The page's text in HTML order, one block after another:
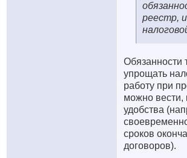
реестр,
Обязанности
упрощать
работу при
можно вести,
удобства
сроков
договоров).